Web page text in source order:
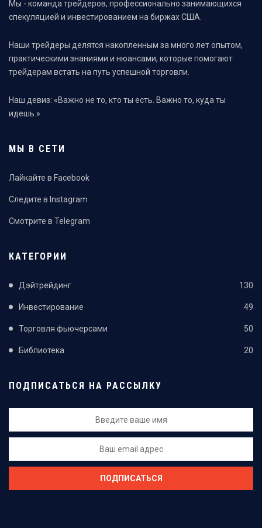
Мы - команда трейдеров, профессионально занимающихся
спекуляцией и инвестированием на биржах США.
Наши трейдеры делятся накопленным за много лет опытом,
практическими знаниями и нюансами, которые помогают
трейдерам встать на путь успешной торговли.
Наш девиз: «Важно не то, кто ты есть. Важно то, куда ты
идешь.»
МЫ В СЕТИ
Лайкайте в Facebook
Следите в Instagram
Смотрите в Telegram
КАТЕГОРИИ
Дэйтрейдинг 130
Инвестирование 49
Торговля фьючерсами 50
Библиотека 20
ПОДПИСАТЬСЯ НА РАССЫЛКУ